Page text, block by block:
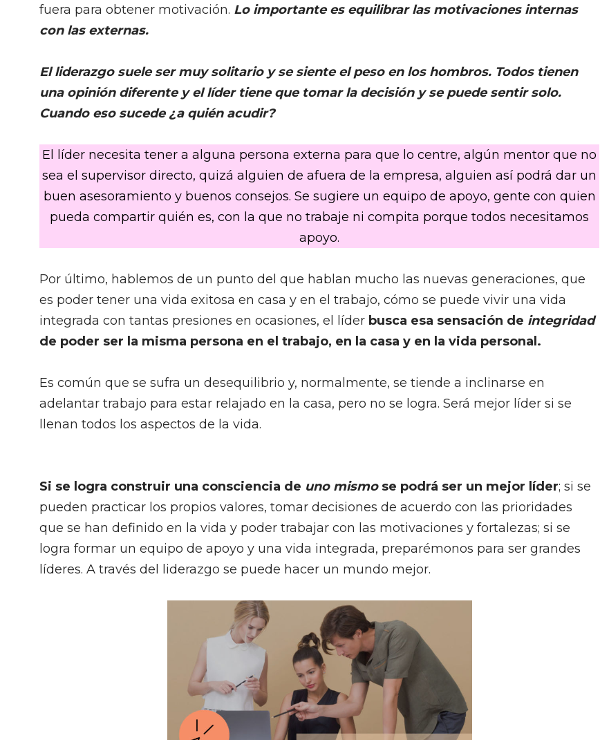
fuera para obtener motivación. Lo importante es equilibrar las motivaciones internas
con las externas.
El liderazgo suele ser muy solitario y se siente el peso en los hombros. Todos tienen
una opinión diferente y el líder tiene que tomar la decisión y se puede sentir solo.
Cuando eso sucede ¿a quién acudir?
El líder necesita tener a alguna persona externa para que lo centre, algún mentor que no
sea el supervisor directo, quizá alguien de afuera de la empresa, alguien así podrá dar un
buen asesoramiento y buenos consejos. Se sugiere un equipo de apoyo, gente con quien
pueda compartir quién es, con la que no trabaje ni compita porque todos necesitamos
apoyo.
Por último, hablemos de un punto del que hablan mucho las nuevas generaciones, que
es poder tener una vida exitosa en casa y en el trabajo, cómo se puede vivir una vida
integrada con tantas presiones en ocasiones, el líder busca esa sensación de integridad
de poder ser la misma persona en el trabajo, en la casa y en la vida personal.
Es común que se sufra un desequilibrio y, normalmente, se tiende a inclinarse en
adelantar trabajo para estar relajado en la casa, pero no se logra. Será mejor líder si se
llenan todos los aspectos de la vida.
Si se logra construir una consciencia de uno mismose podrá ser un mejor líder; si se
pueden practicar los propios valores, tomar decisiones de acuerdo con las prioridades
que se han definido en la vida y poder trabajar con las motivaciones y fortalezas; si se
logra formar un equipo de apoyo y una vida integrada, preparémonos para ser grandes
líderes. A través del liderazgo se puede hacer un mundo mejor.